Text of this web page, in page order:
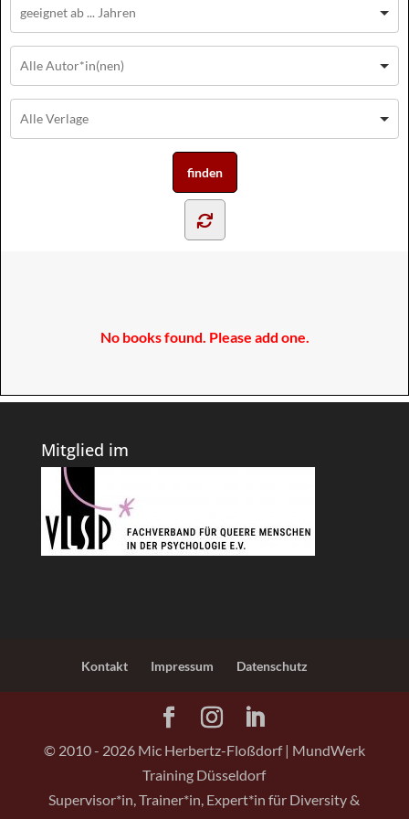
No books found. Please add one.
Mitglied im
Kontakt Impressum Datenschutz
© 2010 - 2026Mic Herbertz-Floßdorf | MundWerk
Training Düsseldorf
Supervisor*in, Trainer*in, Expert*in für Diversity &